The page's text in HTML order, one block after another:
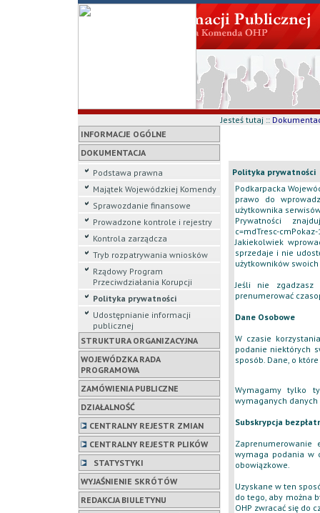
INFORMACJE OGÓLNE
DOKUMENTACJA
Podstawa prawna
Majątek Wojewódzkiej Komendy
Sprawozdanie finansowe
Prowadzone kontrole i rejestry
Kontrola zarządcza
Tryb rozpatrywania wniosków
Rządowy Program
Przeciwdziałania Korupcji
Polityka prywatności
Udostępnianie informacji
publicznej
STRUKTURA ORGANIZACYJNA
WOJEWÓDZKA RADA
PROGRAMOWA
ZAMÓWIENIA PUBLICZNE
DZIAŁALNOŚĆ
CENTRALNY REJESTR ZMIAN
CENTRALNY REJESTR PLIKÓW
STATYSTYKI
WYJAŚNIENIE SKRÓTÓW
REDAKCJA BIULETYNU
Jesteś tutaj ::
Polityka prywatności
Podkarpacka
prawo do
użytkownika
Prywatności
c=mdTresc-
Jakiekolwiek
sprzedaje i nie
użytkowników
Jeśli nie zgadzasz
prenumerować
Dane Osobowe
W czasie
podanie niektórych
sposób. Dane, o
Wymagamy tylko
wymaganych danych
Subskrypcja
Zaprenumerowanie
wymaga podania w
obowiązkowe.
Uzyskane w ten
do tego, aby można
OHP zwracać się do